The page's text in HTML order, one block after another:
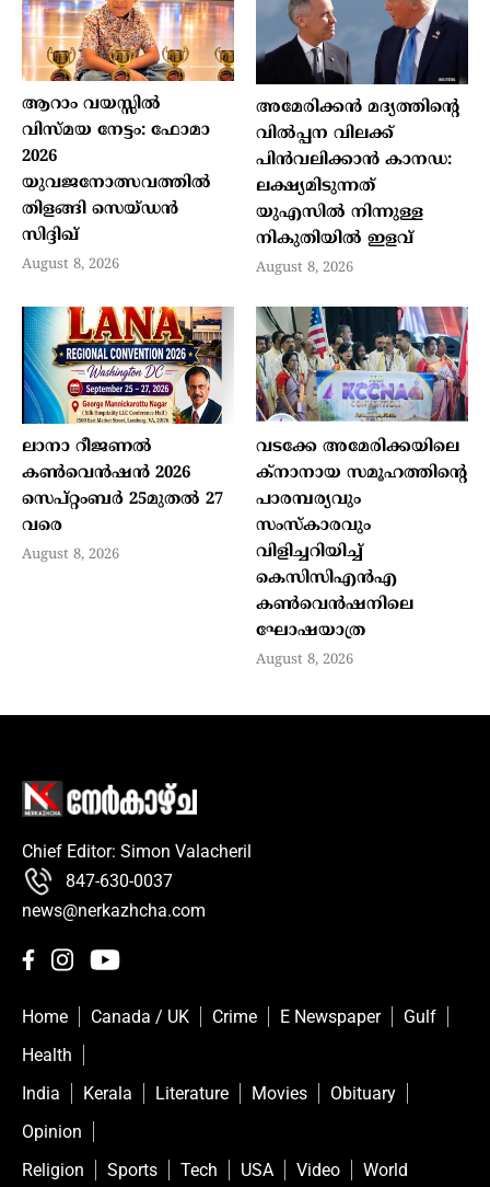
ആറാം വയസ്സില്‍
വിസ്മയ നേട്ടം: ഫോമാ
2026
യുവജനോത്സവത്തില്‍
തിളങ്ങി സെയ്ഡന്‍
സിദ്ദിഖ്
August 8, 2026
അമേരിക്കന്‍ മദ്യത്തിന്റെ
വില്‍പ്പന വിലക്ക്
പിന്‍വലിക്കാന്‍ കാനഡ:
ലക്ഷ്യമിടുന്നത്
യുഎസില്‍ നിന്നുള്ള
നികുതിയില്‍ ഇളവ്
August 8, 2026
ലാനാ റീജണല്‍
കണ്‍വെന്‍ഷന്‍ 2026
സെപ്റ്റംബര്‍ 25മുതല്‍ 27
വരെ
August 8, 2026
വടക്കേ അമേരിക്കയിലെ
ക്‌നാനായ സമൂഹത്തിന്റെ
പാരമ്പര്യവും
സംസ്‌കാരവും
വിളിച്ചറിയിച്ച്
കെസിസിഎന്‍എ
കണ്‍വെന്‍ഷനിലെ
ഘോഷയാത്ര
August 8, 2026
Chief Editor: Simon Valacheril
847-630-0037
news@nerkazhcha.com
Home Canada / UK Crime E Newspaper
Gulf
Health
India
Kerala Literature Movies
Obituary
Opinion
Religion
Sports Tech USA Video World